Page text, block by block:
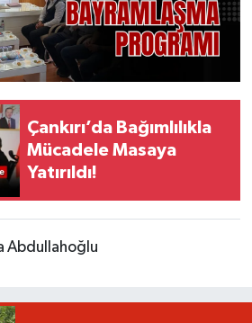
Çankırı’da Bağımlılıkla
Mücadele Masaya
Yatırıldı!
Abdullahoğlu